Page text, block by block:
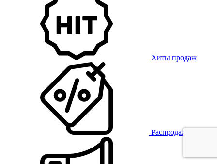
Хиты продаж
Распродажа